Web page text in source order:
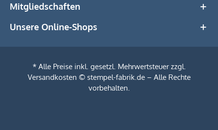
Mitgliedschaften
Unsere Online-Shops
* Alle Preise inkl. gesetzl. Mehrwertsteuer zzgl.
Versandkosten © stempel-fabrik.de – Alle Rechte
vorbehalten.